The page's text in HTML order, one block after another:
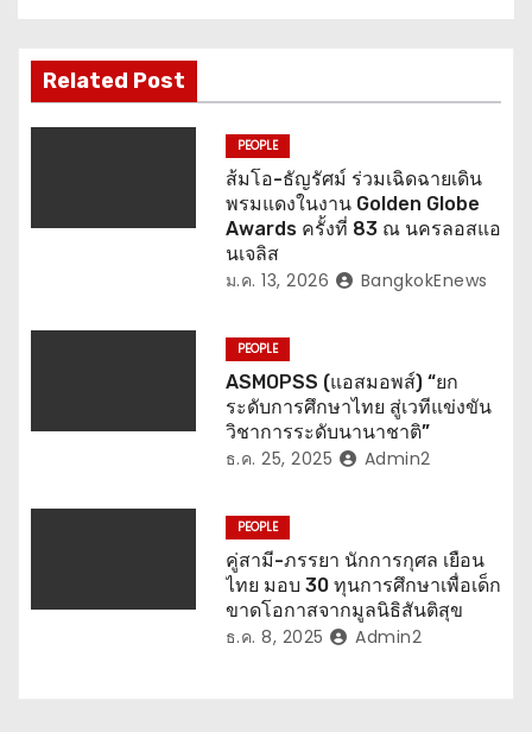
น
ว
Related Post
PEOPLE
ส้มโอ-ธัญรัศม์ ร่วมเฉิดฉายเดิน
พรมแดงในงาน Golden Globe
Awards ครั้งที่ 83 ณ นครลอสแอ
นเจลิส
ม.ค. 13, 2026 BangkokEnews
PEOPLE
ASMOPSS (แอสมอพส์) “ยก
ระดับการศึกษาไทย สู่เวทีแข่งขัน
วิชาการระดับนานาชาติ”
ธ.ค. 25, 2025 Admin2
PEOPLE
คู่สามี-ภรรยา นักการกุศล เยือน
ไทย มอบ 30 ทุนการศึกษาเพื่อเด็ก
ขาดโอกาสจากมูลนิธิสันติสุข
ธ.ค. 8, 2025 Admin2